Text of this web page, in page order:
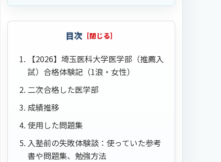
目次
【2026】埼玉医科大学医学部（推薦入
試）合格体験記（1浪・女性）
二次合格した医学部
成績推移
使用した問題集
入塾前の失敗体験談：使っていた参考
書や問題集、勉強方法